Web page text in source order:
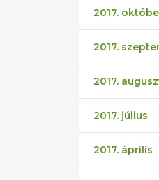
2017.
2017.
2017.
2017. július
2017. április